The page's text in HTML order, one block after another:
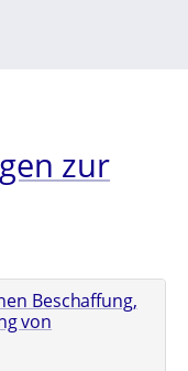
zur
Beschaffung,
von